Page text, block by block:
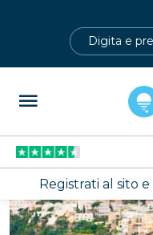
Registrati al sito e